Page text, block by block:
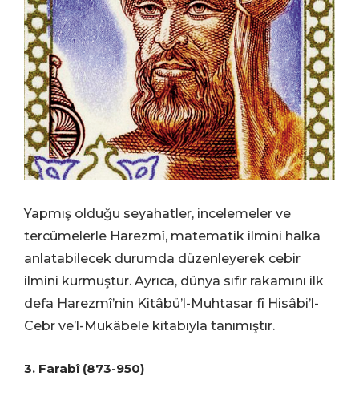
Yapmış olduğu seyahatler, incelemeler ve
tercümelerle Harezmî, matematik ilmini halka
anlatabilecek durumda düzenleyerek cebir
ilmini kurmuştur. Ayrıca, dünya sıfır rakamını ilk
defa Harezmî’nin Kitâbü’l-Muhtasar fî Hisâbi’l-
Cebr ve’l-Mukâbele kitabıyla tanımıştır.
3. Farabî (873-950)